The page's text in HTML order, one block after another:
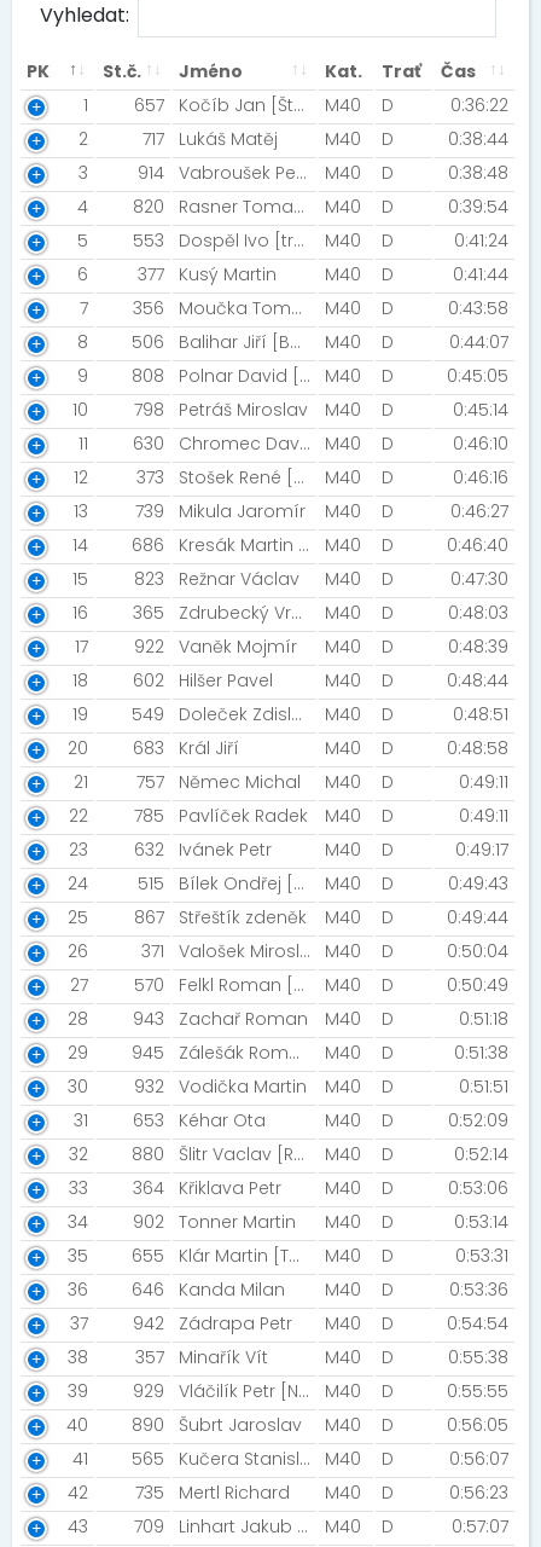
Vyhledat:
PK St.č. Jméno Kat. Trať
Čas
1
657 Kočíb Jan [Štefko Running Team] M40 D
0:36:22
2
717 Lukáš Matěj M40 D
0:38:44
3
914 Vabroušek Petr [Titan Trilife Zlín] M40 D
0:38:48
4
820 Rasner Tomas [TrisK Olomouc] M40 D
0:39:54
5
553 Dospěl Ivo [trauma] M40 D
0:41:24
6
377 Kusý Martin M40 D
0:41:44
7
356 Moučka Tomáš [STG Vyškov] M40 D
0:43:58
8
506 Balihar Jiří [Balini FSC] M40 D
0:44:07
9
808 Polnar David [Feldmanns] M40 D
0:45:05
10
798 Petráš Miroslav M40 D
0:45:14
11
630 Chromec David [SDH Únanov] M40 D
0:46:10
12
373 Stošek René [Hlučín] M40 D
0:46:16
13
739 Mikula Jaromír M40 D
0:46:27
14
686 Kresák Martin [Stupava] M40 D
0:46:40
15
823 Režnar Václav M40 D
0:47:30
16
365 Zdrubecký Vratislav [Night Run Team] M40 D
0:48:03
17
922 Vaněk Mojmír M40 D
0:48:39
18
602 Hilšer Pavel M40 D
0:48:44
19
549 Doleček Zdislav [NTMC Fakultní nemocnice] M40 D
0:48:51
20
683 Král Jiří M40 D
0:48:58
21
757 Němec Michal M40 D
0:49:11
22
785 Pavlíček Radek M40 D
0:49:11
23
632 Ivánek Petr M40 D
0:49:17
24
515 Bílek Ondřej [Futures Contproduct s.r.o] M40 D
0:49:43
25
867 Střeštík zdeněk M40 D
0:49:44
26
371 Valošek Miroslav [MK Seitl Ostrava] M40 D
0:50:04
27
570 Felkl Roman [Forever Young] M40 D
0:50:49
28
943 Zachař Roman M40 D
0:51:18
29
945 Zálešák Roman M40 D
0:51:38
30
932 Vodička Martin M40 D
0:51:51
31
653 Kéhar Ota M40 D
0:52:09
32
880 Šlitr Vaclav [Run77] M40 D
0:52:14
33
364 Křiklava Petr M40 D
0:53:06
34
902 Tonner Martin M40 D
0:53:14
35
655 Klár Martin [TDK - PWR] M40 D
0:53:31
36
646 Kanda Milan M40 D
0:53:36
37
942 Zádrapa Petr M40 D
0:54:54
38
357 Minařík Vít M40 D
0:55:38
39
929 Vláčilík Petr [Niva99] M40 D
0:55:55
40
890 Šubrt Jaroslav M40 D
0:56:05
41
565 Kučera Stanislav [Kadluby Run] M40 D
0:56:07
42
735 Mertl Richard M40 D
0:56:23
43
709 Linhart Jakub [Colliery CrossFit Olomouc] M40 D
0:57:07